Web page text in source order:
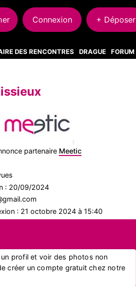
Connexion + Déposer
DES RENCONTRES DRAGUE FORUM
partenaire Meetic
: 20/09/2024
: 21 octobre 2024 à 15:40
profil et voir des photos non
créer un compte gratuit chez notre